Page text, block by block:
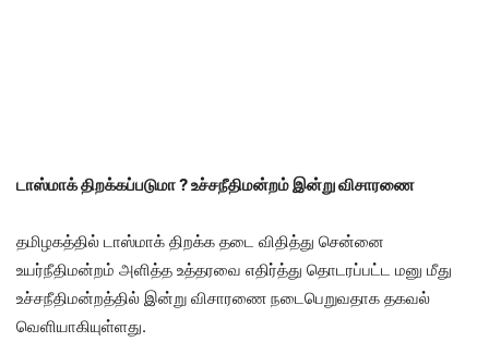
டாஸ்மாக்திறக்கப்படுமா ?உச்சநீதிமன்றம்இன்றுவிசாரணை
தமிழகத்தில் டாஸ்மாக் திறக்க தடை விதித்து சென்னை
உயர்நீதிமன்றம் அளித்த உத்தரவை எதிர்த்து தொடரப்பட்ட மனு மீது
உச்சநீதிமன்றத்தில் இன்று விசாரணை நடைபெறுவதாக தகவல்
வெளியாகியுள்ளது.